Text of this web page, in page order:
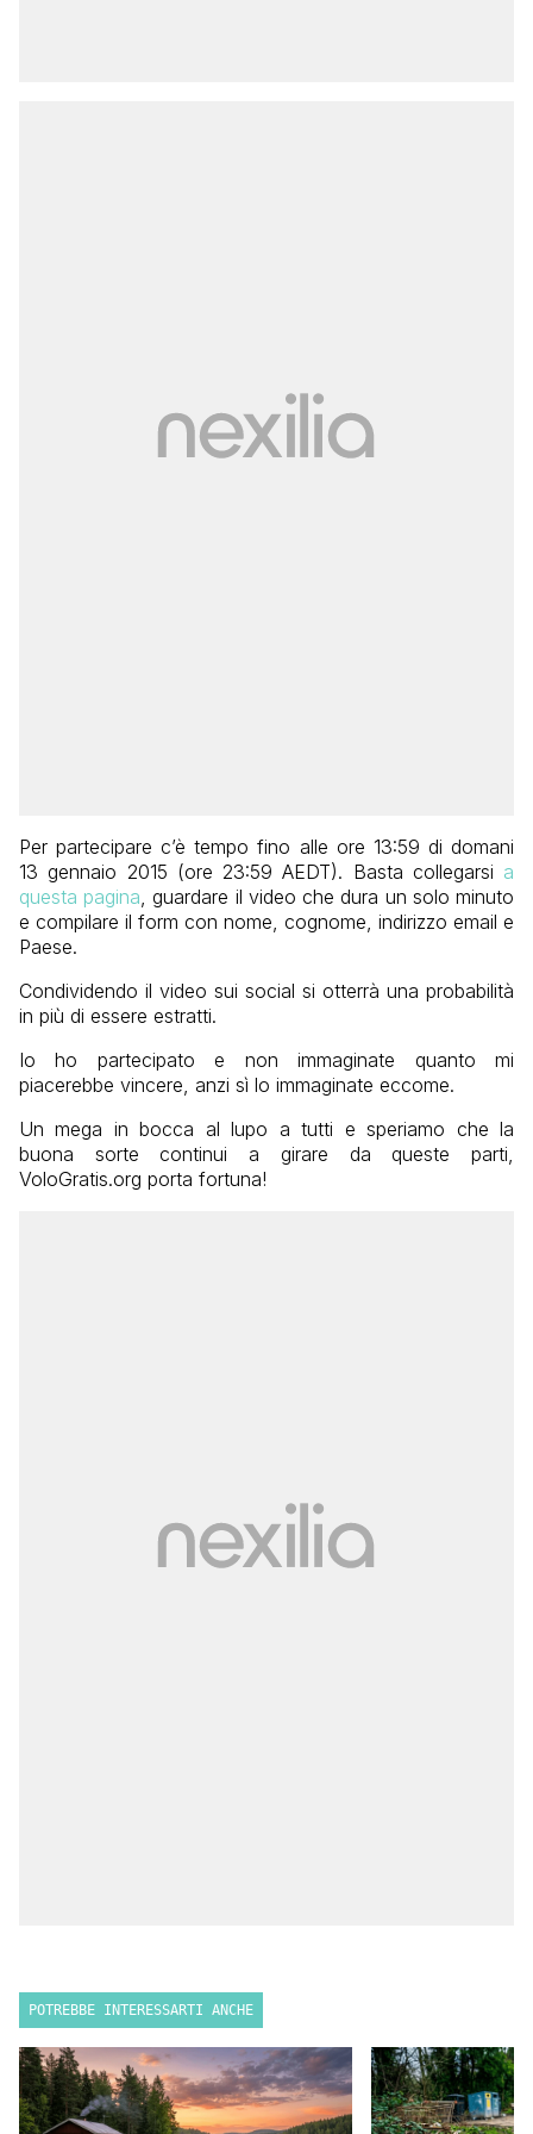
Per partecipare c’è tempo fino alle ore 13:59 di domani
13 gennaio 2015 (ore 23:59 AEDT). Basta collegarsi a
questa pagina , guardare il video che dura un solo minuto
e compilare il form con nome, cognome, indirizzo email e
Paese.
Condividendo il video sui social si otterrà una probabilità
in più di essere estratti.
Io ho partecipato e non immaginate quanto mi
piacerebbe vincere, anzi sì lo immaginate eccome.
Un mega in bocca al lupo a tutti e speriamo che la
buona sorte continui a girare da queste parti,
VoloGratis.org porta fortuna!
POTREBBE INTERESSARTI ANCHE